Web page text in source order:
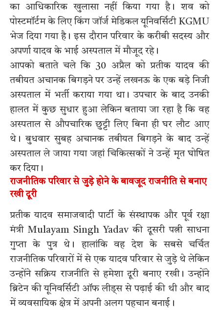
का आधिकारिक खुलासा नहीं किया गया है। शव को
पोस्टमॉर्टम के लिए किंग जॉर्ज मेडिकल यूनिवर्सिटी KGMU
भेज दिया गया है। इस दौरान परिवार के करीबी सदस्य और
अपर्णा यादव के भाई अस्पताल में मौजूद रहे।
आपको बताते चले कि 30 अप्रैल को प्रतीक यादव की
तबीयत अचानक बिगड़ने पर उन्हें लखनऊ के एक बड़े निजी
अस्पताल में भर्ती कराया गया था। उपचार के बाद उनकी
हालत में कुछ सुधार हुआ लेकिन बताया जा रहा है कि वह
अस्पताल से औपचारिक छुट्टी लिए बिना ही घर लौट आए
थे। बुधवार सुबह अचानक तबीयत बिगड़ने के बाद उन्हें
अस्पताल ले जाया गया जहां चिकित्सकों ने उन्हें मृत घोषित
कर दिया।
राजनीतिक परिवार से जुड़े होने के बावजूद राजनीति से बनाए
रखी दूरी
प्रतीक यादव समाजवादी पार्टी के संस्थापक और पूर्व रक्षा
मंत्री Mulayam Singh Yadav की दूसरी पत्नी साधना
गुप्ता के पुत्र थे। हालांकि वह देश के सबसे चर्चित
राजनीतिक परिवारों में से एक यादव परिवार से जुड़े थे लेकिन
उन्होंने सक्रिय राजनीति से हमेशा दूरी बनाए रखी। उन्होंने
ब्रिटेन की यूनिवर्सिटी ऑफ लीड्स से पढ़ाई की थी और बाद
में व्यवसायिक क्षेत्र में अपनी अलग पहचान बनाई।